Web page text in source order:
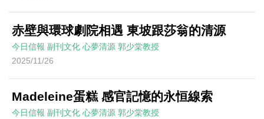
赤壁與環球劇院相遇 東坡跟莎翁的清源
今日信報 副刊文化 心夢清源 郭少棠教授
2025/11/26
Madeleine蛋糕 感官記憶的永恒線索
今日信報 副刊文化 心夢清源 郭少棠教授